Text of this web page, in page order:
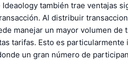
también trae ventajas
Al distribuir
manejar un mayor volumen de
tarifas. Esto es particularmente
un gran número de